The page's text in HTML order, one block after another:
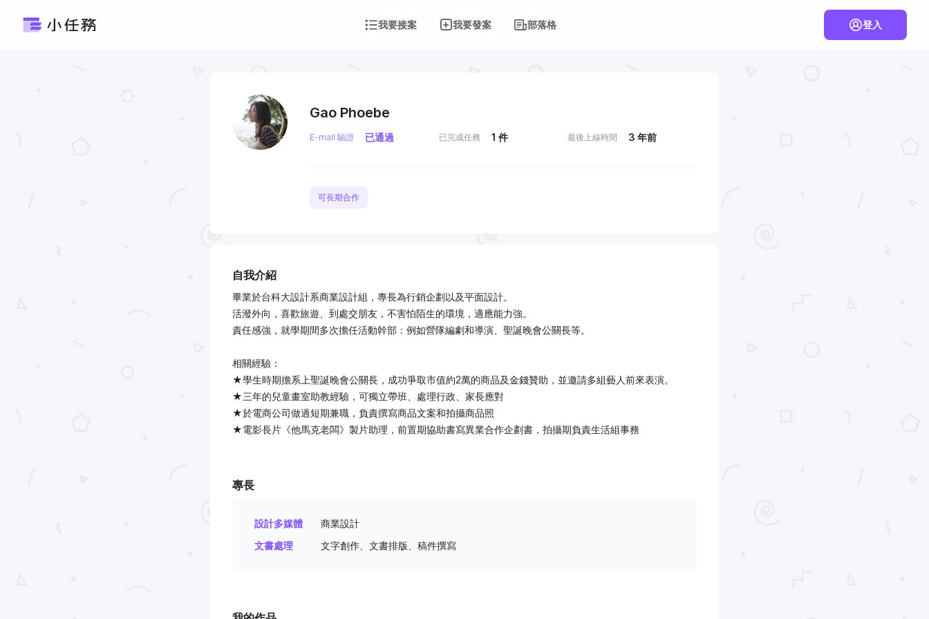
我要接案 我要發案 部落格 登入
Gao Phoebe
E-mail 驗證 已通過 已完成任務 1 件 最後上線時間 3 年前
可長期合作
自我介紹
畢業於台科大設計系商業設計組，專長為行銷企劃以及平面設計。
活潑外向，喜歡旅遊、到處交朋友，不害怕陌生的環境，適應能力強。
責任感強，就學期間多次擔任活動幹部：例如營隊編劇和導演、聖誕晚會公關長等。
相關經驗：
★學生時期擔系上聖誕晚會公關長，成功爭取市值約2萬的商品及金錢贊助，並邀請多組藝人前來表演。
★三年的兒童畫室助教經驗，可獨立帶班、處理行政、家長應對
★於電商公司做過短期兼職，負責撰寫商品文案和拍攝商品照
★電影長片《他馬克老闆》製片助理，前置期協助書寫異業合作企劃書，拍攝期負責生活組事務
專長
設計多媒體
商業設計
文書處理
文字創作、文書排版、稿件撰寫